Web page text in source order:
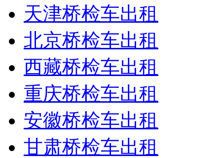
天津桥检车出租
北京桥检车出租
西藏桥检车出租
重庆桥检车出租
安徽桥检车出租
甘肃桥检车出租